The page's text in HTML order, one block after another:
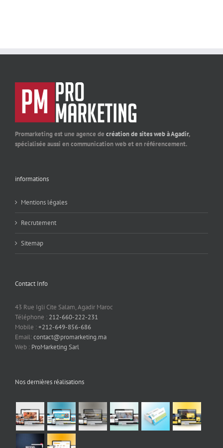
Promarketing est une agence de création de sites web à Agadir,
spécialisée aussi en communication web et en référencement.
informations
Mentions légales
Recrutement
Sitemap
Contact Info
43 Rue Igli Cite Salam, Agadir Maroc
Téléphone : 212-660-222-231
Mobile :+212-649-856-686
Email:contact@promarketing.ma
Web : ProMarketing Sarl
Nos dernières réalisations